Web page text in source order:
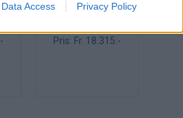
Data Access Privacy Policy
Piece högt
Pris: Fr. 18.315:-